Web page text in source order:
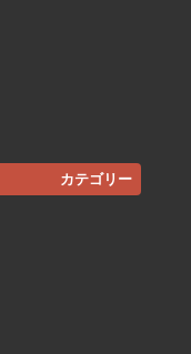
カテゴリー